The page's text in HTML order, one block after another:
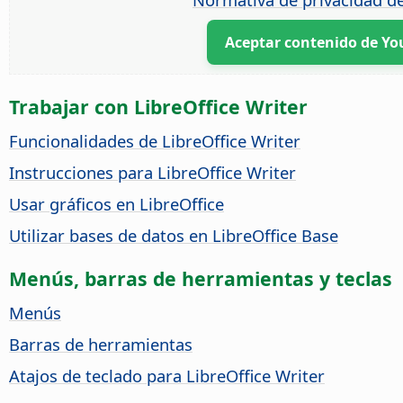
Aceptar contenido de
Trabajar con LibreOffice Writer
Funcionalidades de LibreOffice Writer
Instrucciones para LibreOffice Writer
Usar gráficos en LibreOffice
Utilizar bases de datos en LibreOffice Base
Menús, barras de herramientas y teclas
Menús
Barras de herramientas
Atajos de teclado para LibreOffice Writer